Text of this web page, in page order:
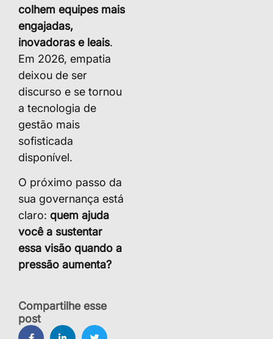
colhem equipes mais
engajadas,
inovadoras e leais.
Em 2026, empatia
deixou de ser
discurso e se tornou
a tecnologia de
gestão mais
sofisticada
disponível.
O próximo passo da
sua governança está
claro: quem ajuda
você a sustentar
essa visão quando a
pressão aumenta?
Compartilhe esse
post